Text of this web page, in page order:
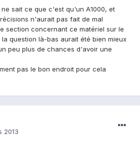
sait ce que c'est qu'un A1000, et
n'aurait pas fait de mal
section concernant ce matériel sur le
question là-bas aurait été bien mieux
peu plus de chances d'avoir une
pas le bon endroit pour cela
2013